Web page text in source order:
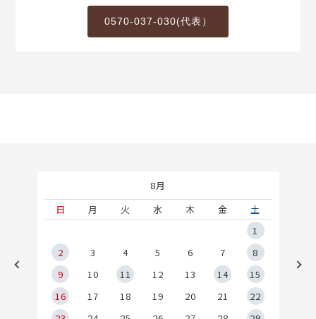
0570-037-030(代表）
8月
日
月 火 水 木 金
土
1
2
3 4 5 6 7
8
9
10 11 12 13 14
15
16
17 18 19 20 21
22